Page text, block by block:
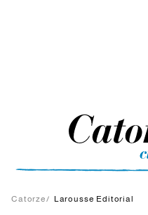
Catorze/ Larousse Editorial